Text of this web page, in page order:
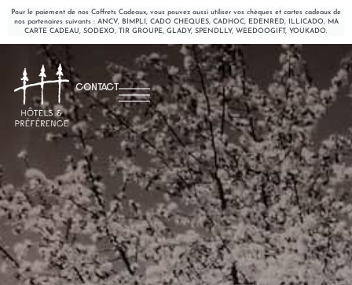
Pour le paiement de nos Coffrets Cadeaux, vous pouvez aussi utiliser vos chèques et cartes cadeaux de
nos partenaires suivants : ANCV, BIMPLI, CADO CHEQUES, CADHOC, EDENRED, ILLICADO, MA
CARTE CADEAU, SODEXO, TIR GROUPE, GLADY, SPENDLLY, WEEDOOGIFT, YOUKADO.
CONTACT